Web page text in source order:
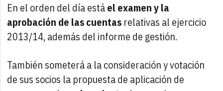
En el orden del día estáel examen y la
aprobación de las cuentas relativas al ejercicio
2013/14, además del informe de gestión.
También someterá a la consideración y votación
de sus socios la propuesta de aplicación de